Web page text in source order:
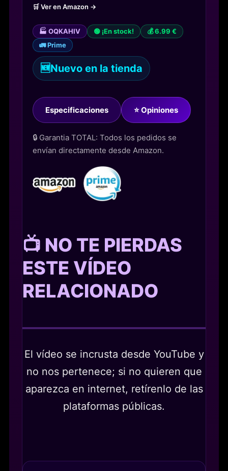
🛒 Ver en Amazon →
🏭 OQKAHIV 🟢 ¡En stock!
💰 6.99 €
🚛 Prime
🆕Nuevo en la tienda
Especificaciones ⭐ Opiniones
🔒 Garantia TOTAL: Todos los pedidos se
envían directamente desde Amazon.
📺 NO TE PIERDAS
ESTE VÍDEO
RELACIONADO
El vídeo se incrusta desde YouTube y
no nos pertenece; si no quieren que
aparezca en internet, retírenlo de las
plataformas públicas.